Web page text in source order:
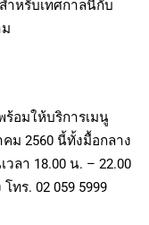
ำหรับเทศกาลนี้กับ
ร้อมให้บริการเมนู
ม 2560 นี้ทั้งมื้อกลาง
วลา 18.00 น. – 22.00
ทร. 02 059 5999